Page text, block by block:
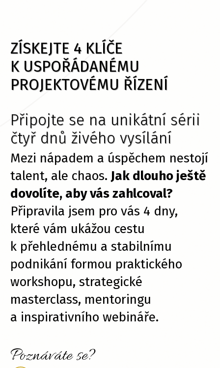
ZÍSKEJTE 4 KLÍČE
K USPOŘÁDANÉMU
PROJEKTOVÉMU ŘÍZENÍ
Připojte se na unikátní sérii
čtyř dnů živého vysílání
Mezi nápadem a úspěchem nestojí
talent, ale chaos. Jak dlouho ještě
dovolíte, aby vás zahlcoval?
Připravila jsem pro vás 4 dny,
které vám ukážou cestu
k přehlednému a stabilnímu
podnikání formou praktického
workshopu, strategické
masterclass, mentoringu
a inspirativního webináře.
Poznáváte se?